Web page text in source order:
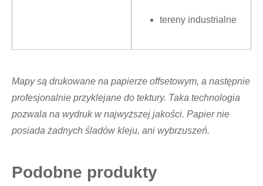
tereny industrialne
Mapy są drukowane na papierze offsetowym, a następnie
profesjonalnie przyklejane do tektury. Taka technologia
pozwala na wydruk w najwyższej jakości. Papier nie
posiada żadnych śladów kleju, ani wybrzuszeń.
Podobne produkty